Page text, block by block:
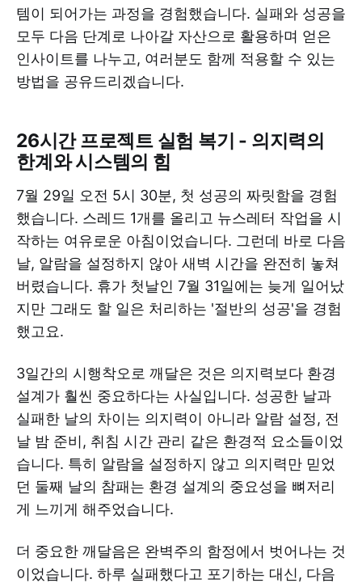
템이 되어가는 과정을 경험했습니다. 실패와 성공을
모두 다음 단계로 나아갈 자산으로 활용하며 얻은
인사이트를 나누고, 여러분도 함께 적용할 수 있는
방법을 공유드리겠습니다.
26시간 프로젝트 실험 복기 - 의지력의
한계와 시스템의 힘
7월 29일 오전 5시 30분, 첫 성공의 짜릿함을 경험
했습니다. 스레드 1개를 올리고 뉴스레터 작업을 시
작하는 여유로운 아침이었습니다. 그런데 바로 다음
날, 알람을 설정하지 않아 새벽 시간을 완전히 놓쳐
버렸습니다. 휴가 첫날인 7월 31일에는 늦게 일어났
지만 그래도 할 일은 처리하는 '절반의 성공'을 경험
했고요.
3일간의 시행착오로 깨달은 것은 의지력보다 환경
설계가 훨씬 중요하다는 사실입니다. 성공한 날과
실패한 날의 차이는 의지력이 아니라 알람 설정, 전
날 밤 준비, 취침 시간 관리 같은 환경적 요소들이었
습니다. 특히 알람을 설정하지 않고 의지력만 믿었
던 둘째 날의 참패는 환경 설계의 중요성을 뼈저리
게 느끼게 해주었습니다.
더 중요한 깨달음은 완벽주의 함정에서 벗어나는 것
이었습니다. 하루 실패했다고 포기하는 대신, 다음